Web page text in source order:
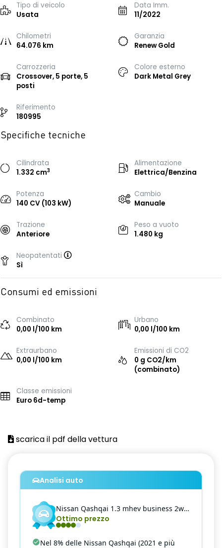
Tipo di veicolo
Usata
Data Imm.
11/2022
Chilometri
64.076 km
Garanzia
Renew Gold
Carrozzeria
Crossover, 5 porte, 5
posti
Colore esterno
Dark Metal Grey
Riferimento
180995
Specifiche tecniche
Cilindrata
1.332 cm3
Alimentazione
Elettrica/Benzina
Potenza
140 CV (103 kW)
Cambio
Manuale
Trazione
Anteriore
Peso a vuoto
1.480 kg
Neopatentati
Sì
Consumi ed emissioni
Combinato
0,00 l/100 km
Urbano
0,00 l/100 km
Extraurbano
0,00 l/100 km
Emissioni di CO2
0 g CO2/km
(combinato)
Classe emissioni
Euro 6d-temp
scarica il pdf della vettura
Analisi auto
Nissan Qashqai 1.3 mhev business 2wd 140cv
Ottimo prezzo
Nel 8% delle Nissan Qashqai (2021 e più